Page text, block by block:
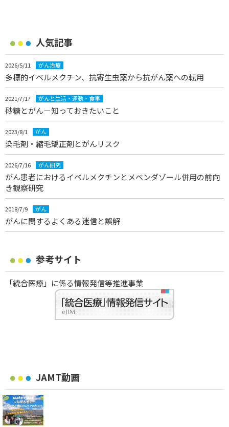
人気記事
2026/5/11 がん治療
多標的イベルメクチン、抗寄生虫薬から抗がん薬への転用
2021/7/17 がんと生活・運動・食事
砂糖とがん－知っておきたいこと
2023/8/1 がん
染毛剤・縮毛矯正剤とがんリスク
2026/7/16 がん研究
がん患者におけるイベルメクチンとメベンダゾール併用の前向
き観察研究
2018/7/9 がん
がんに関するよくある迷信と誤解
参考サイト
「統合医療」に係る情報発信等推進事業
JAMT動画